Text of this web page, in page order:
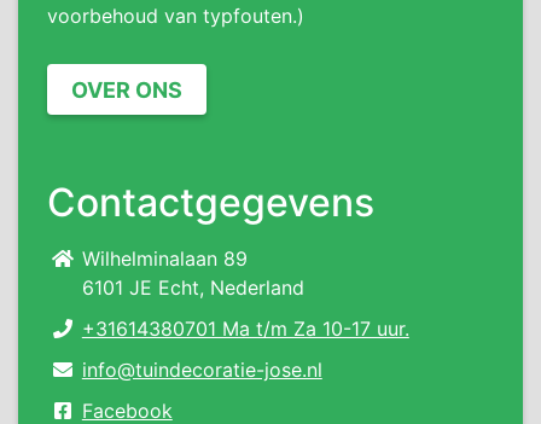
voorbehoud van typfouten.)
OVER ONS
Contactgegevens
Wilhelminalaan 89
6101 JE Echt, Nederland
+31614380701 Ma t/m Za 10-17 uur.
info@tuindecoratie-jose.nl
Facebook